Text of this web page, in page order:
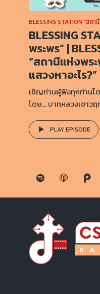
BLESSING STATION “สถ
BLESSING
พระพร” |
“สถานีแห่งพร
แสวงหาอะไร?”
เชิญท่านผู้ฟังทุกท่านไ
โดย… บาทหลวงเชาว
PLAY EPISODE